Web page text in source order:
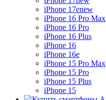
iPhone 17enew
iPhone 16 Pro Max
iPhone 16 Pro
iPhone 16 Plus
iPhone 16
iPhone 16e
iPhone 15 Pro Max
iPhone 15 Pro
iPhone 15 Plus
iPhone 15